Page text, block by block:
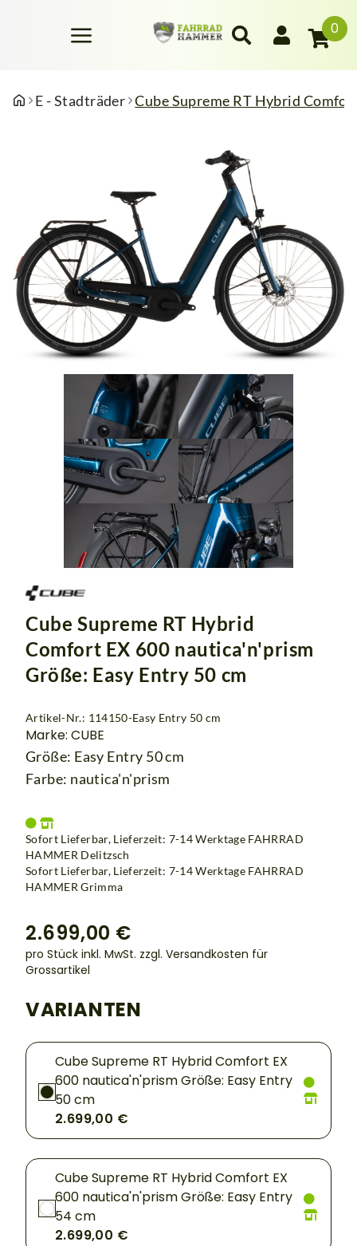
0
E - Stadträder Cube Supreme RT Hybrid
Cube Supreme RT Hybrid
Comfort EX 600 nautica'n'prism
Größe: Easy Entry 50 cm
Artikel-Nr.: 114150-Easy Entry 50 cm
Marke: CUBE
Größe: Easy Entry 50 cm
Farbe: nautica'n'prism
Sofort Lieferbar, Lieferzeit: 7-14 Werktage FAHRRAD
HAMMER Delitzsch
Sofort Lieferbar, Lieferzeit: 7-14 Werktage FAHRRAD
HAMMER Grimma
2.699,00 €
pro Stück inkl. MwSt. zzgl. Versandkosten für
Grossartikel
VARIANTEN
Cube Supreme RT Hybrid Comfort EX
600 nautica'n'prism Größe: Easy Entry
50 cm
2.699,00 €
Cube Supreme RT Hybrid Comfort EX
600 nautica'n'prism Größe: Easy Entry
54 cm
2.699,00 €